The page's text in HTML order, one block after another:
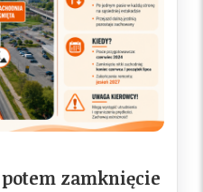
zamknięcie